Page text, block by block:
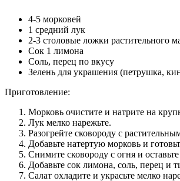
4-5 морковей
1 средний лук
2-3 столовые ложки растительного
Сок 1 лимона
Соль, перец по вкусу
Зелень для украшения (петрушка,
Приготовление:
Морковь очистите и натрите на
Лук мелко нарежьте.
Разогрейте сковороду с
Добавьте натертую морковь и
Снимите сковороду с огня и
Добавьте сок лимона, соль, перец и
Салат охладите и украсьте мелко